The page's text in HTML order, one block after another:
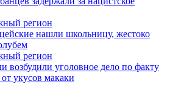
регион
нашли школьницу, жестоко
регион
возбудили уголовное дело по факту
укусов макаки